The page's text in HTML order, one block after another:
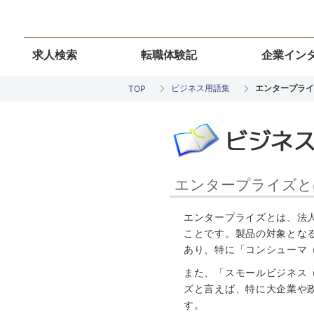
求人検索 転職体験記 企業イン
TOP ビジネス用語集 エンタープラ
エンタープライズと
エンタープライズとは、法
ことです。製品の対象とな
あり、特に「コンシューマ
また、「スモールビジネス
ズと言えば、特に大企業や
す。